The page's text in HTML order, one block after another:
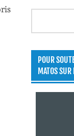
Rechercher
POUR
MATOS